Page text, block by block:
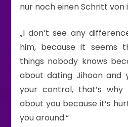
nur noch einen Schritt von
„I don‘t see any
him, because it seems
things nobody knows
about dating Jihoon and
your control, that’s
about you because it’s
you around.“